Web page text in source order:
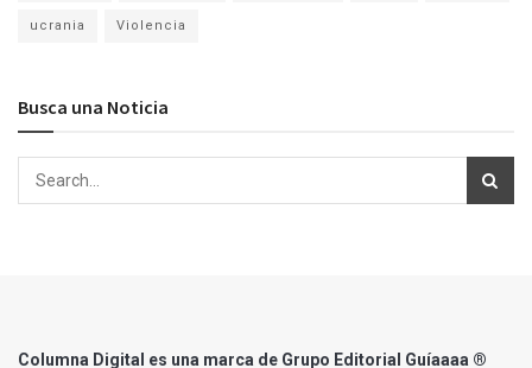
ucrania Violencia
Busca una Noticia
Columna Digital es una marca de Grupo Editorial Guíaaaa ®